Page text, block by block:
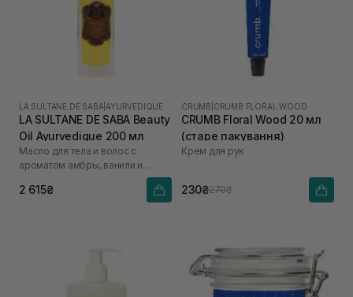
LA SULTANE DE SABA AYURVEDIQUE
LA SULTANE DE SABA Beauty
Oil Ayurvedique 200 мл
Масло для тела и волос с
ароматом амбры, ванили и
2 615₴
CRUMB CRUMB FLORAL WOOD
CRUMB Floral Wood 20 мл
(старе пакування)
Крем для рук
230₴270₴